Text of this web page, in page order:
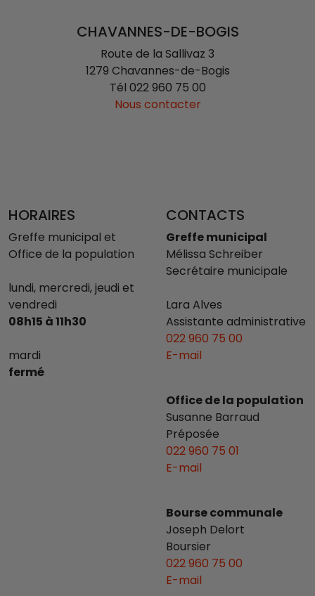
CHAVANNES-DE-BOGIS
Route de la Sallivaz 3
1279 Chavannes-de-Bogis
Tél 022 960 75 00
Nous contacter
HORAIRES
Greffe municipal et
Office de la population
lundi, mercredi, jeudi et
vendredi
08h15 à 11h30
mardi
fermé
CONTACTS
Greffe municipal
Mélissa Schreiber
Secrétaire municipale
Lara Alves
Assistante administrative
022 960 75 00
E-mail
Office de la population
Susanne Barraud
Préposée
022 960 75 01
E-mail
Bourse communale
Joseph Delort
Boursier
022 960 75 00
E-mail